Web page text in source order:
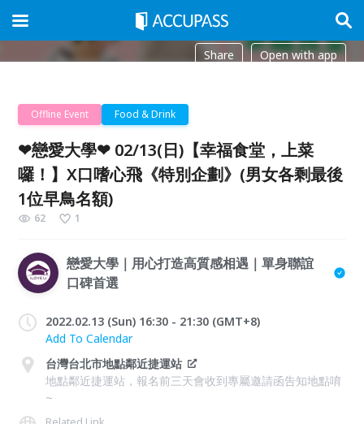
Share Open with app
Offline Event Food & Drink
❤戀愛大學❤ 02/13(日)【幸福食堂，上菜
囉！】X口嗜心飛《特別企劃》(男女各剩最後
1位早鳥名額)
62 1
戀愛大學｜用心打造高質感相遇｜單身聯誼
口碑首選
2022.02.13 (Sun) 16:30 - 21:30 (GMT+8)
Add To Calendar
台灣台北市地點鄰近捷運站
地點鄰近捷運站，報名前三天會收到專屬邀請函告知地點唷
~